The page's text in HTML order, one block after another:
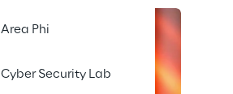
Area Phi
Cyber Security Lab